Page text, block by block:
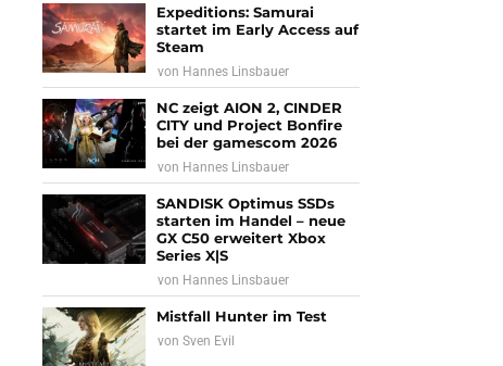
Expeditions: Samurai
startet im Early Access auf
Steam
von Hannes Linsbauer
NC zeigt AION 2, CINDER
CITY und Project Bonfire
bei der gamescom 2026
von Hannes Linsbauer
SANDISK Optimus SSDs
starten im Handel – neue
GX C50 erweitert Xbox
Series X|S
von Hannes Linsbauer
Mistfall Hunter im Test
vonSven Evil